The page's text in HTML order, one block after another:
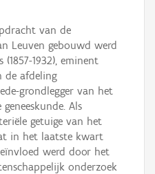
van de
Leuven gebouwd werd
(1857-1932), eminent
de afdeling
grondlegger van het
Als
getuige van het
in het laatste kwart
werd door het
onderzoek